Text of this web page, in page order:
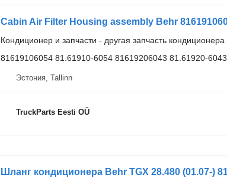
Кондиционер и запчасти - другая запчасть кондиционера
81619106054 81.61910-6054 81619206043 81.61920-6043
Эстония, Tallinn
TruckParts Eesti OÜ